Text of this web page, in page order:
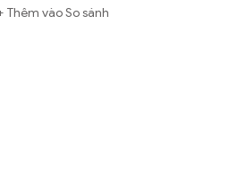
Thêm vào So sánh